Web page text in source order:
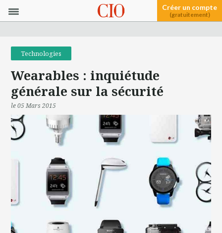
Créer un compte
(gratuitement)
Technologies
Wearables : inquiétude
générale sur la sécurité
le 05 Mars 2015